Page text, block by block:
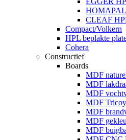
CLEAF
Compact/Volkern
HPL beplakte
Cohera
Constructief
Boards
MDF
MDF
MDF
MDF
MDF
MDF
MDF